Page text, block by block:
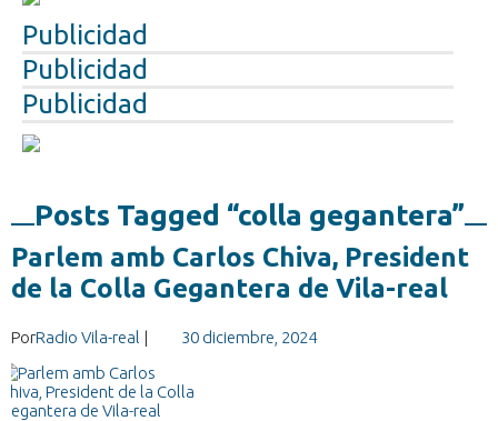
Publicidad
Publicidad
Publicidad
Posts Tagged “colla gegantera”
Parlem amb Carlos Chiva, President
de la Colla Gegantera de Vila-real
PorRadio Vila-real | 30 diciembre, 2024